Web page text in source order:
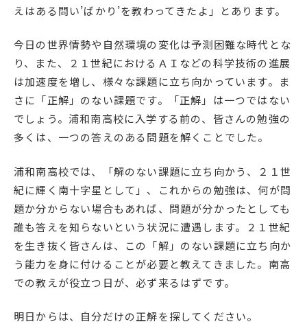
えはある問い’ばかり’を教わってきたよ」とあります。
今日の世界情勢や自然環境の変化は予測困難な時代とな
り、また、２１世紀におけるＡＩなどの科学技術の進展
は加速度を増し、様々な課題に立ち向かっています。ま
さに「正解」のない課題です。「正解」は一つではない
でしょう。浦和南高校に入学する前の、皆さんの勉強の
多くは、一つの答えのある問題を解くことでした。
浦和南高校では、「解のない課題に立ち向かう、２１世
紀に輝く南十字星として」、これからの勉強は、何が問
題か分からない場合もあれば、問題が分かったとしても
誰も答えを知らないという状況に遭遇します。２１世紀
を生き抜く皆さんは、この「解」のない課題に立ち向か
う能力を身に付けることが必要と教えてきました。南高
での教えが役立つ日が、必ず来るはずです。
明日からは、自分だけの正解を探してください。